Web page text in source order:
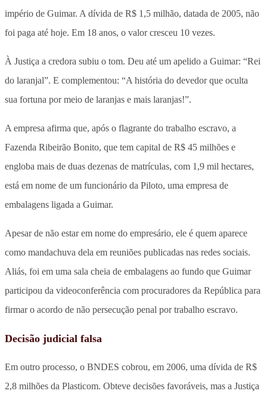
império de Guimar. A dívida de R$ 1,5 milhão, datada de 2005, não
foi paga até hoje. Em 18 anos, o valor cresceu 10 vezes.
À Justiça a credora subiu o tom. Deu até um apelido a Guimar: “Rei
do laranjal”. E complementou: “A história do devedor que oculta
sua fortuna por meio de laranjas e mais laranjas!”.
A empresa afirma que, após o flagrante do trabalho escravo, a
Fazenda Ribeirão Bonito, que tem capital de R$ 45 milhões e
engloba mais de duas dezenas de matrículas, com 1,9 mil hectares,
está em nome de um funcionário da Piloto, uma empresa de
embalagens ligada a Guimar.
Apesar de não estar em nome do empresário, ele é quem aparece
como mandachuva dela em reuniões publicadas nas redes sociais.
Aliás, foi em uma sala cheia de embalagens ao fundo que Guimar
participou da videoconferência com procuradores da República para
firmar o acordo de não persecução penal por trabalho escravo.
Decisão judicial falsa
Em outro processo, o BNDES cobrou, em 2006, uma dívida de R$
2,8 milhões da Plasticom. Obteve decisões favoráveis, mas a Justiça